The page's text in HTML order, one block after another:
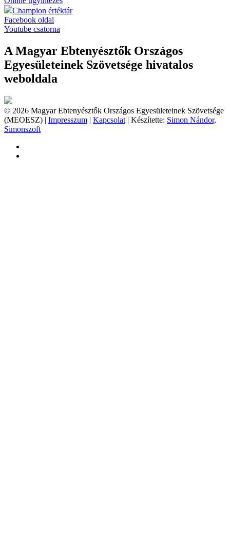
Champion értéktár
Facebook oldal
Youtube csatorna
A Magyar Ebtenyésztők Országos
Egyesületeinek Szövetsége hivatalos
weboldala
© 2026 Magyar Ebtenyésztők Országos Egyesületeinek Szövetsége
(MEOESZ) | Impresszum | Kapcsolat | Készítette: Simon Nándor,
Simonszoft